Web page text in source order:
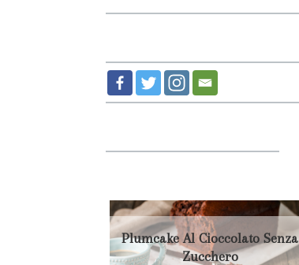
Plumcake Al Cioccolato Senza
Zucchero